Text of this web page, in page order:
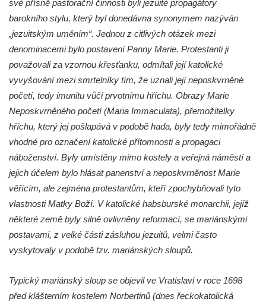
Liberci
Pamětní deska Vojtěcha Kocmicha na
domě čp. 37 v ulici Betlém v Římově
Pomník na paměť zrušení roboty v Plavu
Pamětní deska Johanna Nepomuka
Fischera na domě čp. 5/16 na třídě 9.
května v Rumburku
Pamětní deska Johanna Neumanna
severně od Tokáně
Obrázek svatého Huberta na buku svatého
Huberta
Obrázek svatého Jakuba na skále u cesty
Busta Jana Amose Komenského na domě
své přísně pastorační činnosti byli jezuité propagátory
barokního stylu, který byl donedávna synonymem nazýván
„jezuitským uměním“. Jednou z citlivých otázek mezi
denominacemi bylo postavení Panny Marie. Protestanti ji
považovali za vzornou křesťanku, odmítali její katolické
vyvyšování mezi smrtelníky tím, že uznali její neposkvrněné
početí, tedy imunitu vůči prvotnímu hříchu. Obrazy Marie
Neposkvrněného početí (Maria Immaculata), přemožitelky
hříchu, který jej pošlapává v podobě hada, byly tedy mimořádně
vhodné pro označení katolické přítomnosti a propagaci
náboženství. Byly umístěny mimo kostely a veřejná náměstí a
jejich účelem bylo hlásat panenství a neposkvrněnost Marie
věřícím, ale zejména protestantům, kteří zpochybňovali tyto
vlastnosti Matky Boží. V katolické habsburské monarchii, jejíž
některé země byly silně ovlivněny reformací, se mariánskými
postavami, z velké části zásluhou jezuitů, velmi často
vyskytovaly v podobě tzv. mariánských sloupů.
Typický mariánský sloup se objevil ve Vratislavi v roce 1698
před klášterním kostelem Norbertinů (dnes řeckokatolická